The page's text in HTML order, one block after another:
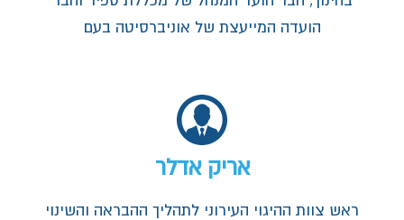
הועדה המייעצת של אוניברסיטה בעם
אריק אדלר
ראש צוות ההיגוי העירוני לתהליך ההבראה והשינוי